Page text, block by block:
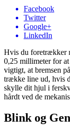
Facebook
Twitter
Google+
LinkedIn
Hvis du foretrækker
0,25 millimeter for
vigtigt, at bremsen
trække line ud, hvis
skylle dit hjul i
hårdt ved de
Blink og